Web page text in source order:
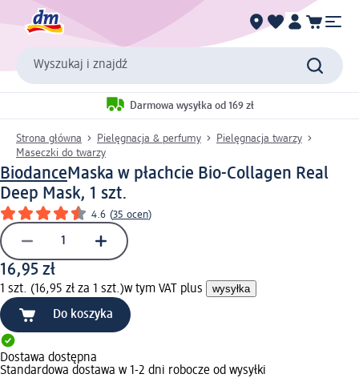
Wyszukaj i znajdź
Darmowa wysyłka od 169 zł
Strona główna Pielęgnacja & perfumy
Pielęgnacja twarzy
Maseczki do twarzy
BiodanceMaska w płachcie Bio-Collagen Real
Deep Mask, 1 szt.
4.6 (35 ocen)
16,95 zł
1 szt. (16,95 zł za 1 szt.)w tym VAT plus wysyłka
Do koszyka
Dostawa dostępna
Standardowa dostawa w 1-2 dni robocze od wysyłki